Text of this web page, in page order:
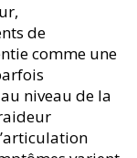
de
comme une
niveau de la